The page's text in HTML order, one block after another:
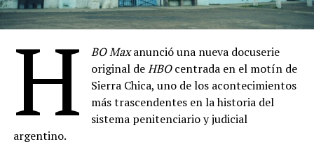
Selene Moscardi, Mosquito Sancineto, Nazareno
Laborato, Griselda Rappi, Belén Tassi, Charly Issa,
Dirección de fotografía: Davin Bog
Dirección de arte: Lucas Pérez
Montaje: Ramiro Romero
Música: Marcelo Bormida, Valenti Liendo
7 de agosto
Seattle Seahawks, Temporada 21– 8 de agosto
Casada con El Chapo: Emma Coronel Habla– 11
de agosto
La Esclava Sexual– 14 de agosto
Conan O’Brien de Visita, Temporada 3
H BO Maxanunció una nueva docuserie
original deHBOcentrada en el motín de
Sierra Chica, uno de los acontecimientos
más trascendentes en la historia del
sistema penitenciario y judicial
argentino.